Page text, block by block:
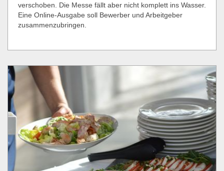
verschoben. Die Messe fällt aber nicht komplett ins Wasser.
Eine Online-Ausgabe soll Bewerber und Arbeitgeber
zusammenzubringen.